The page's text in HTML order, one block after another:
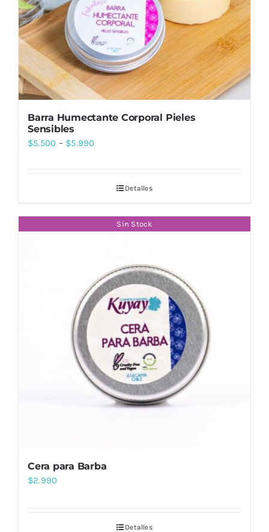
Barra Humectante Corporal Pieles
Sensibles
$5.500 – $5.990
Detalles
Sin Stock
Cera para Barba
$2.990
Detalles